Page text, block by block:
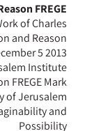
FREGE
of Charles
and Reason
5 2013
Institute
FREGE Mark
of Jerusalem
and
Possibility